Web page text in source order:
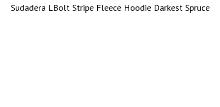
Sudadera LBolt Stripe Fleece Hoodie Darkest Spruce